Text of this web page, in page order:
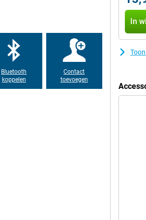
en moderne technologieën.
internet. Ook WiFi 6E en
NFC betaal je eenvoudig
over Dual SIM, waardoor je
geniet je van krachtig geluid
USB Type-C aansluiting.
Bluetooth
koppelen
Contact
toevoegen
In